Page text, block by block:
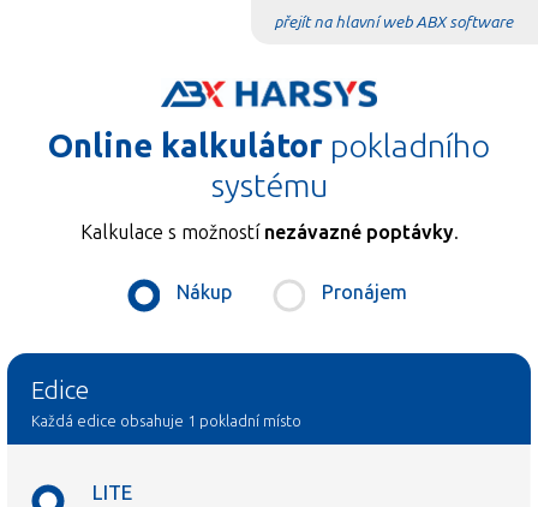
Online kalkulátor pokladního
systému
Kalkulace s možností nezávazné poptávky.
přejít na hlavní web ABX software
Nákup Pronájem
Edice
Každá edice obsahuje 1 pokladní místo
LITE